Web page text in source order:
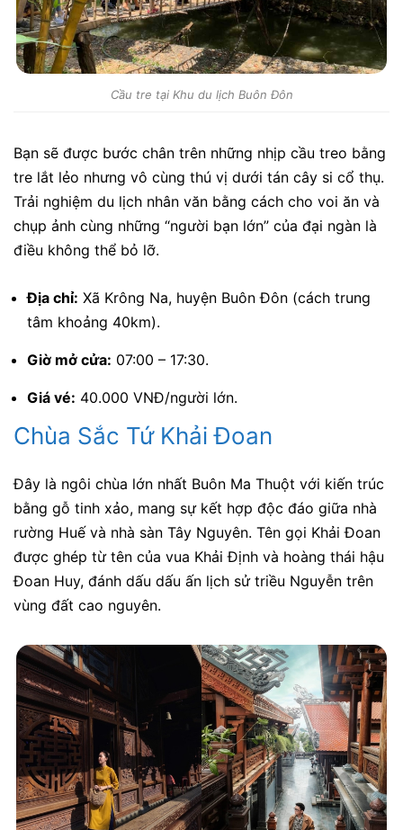
Cầu tre tại Khu du lịch Buôn Đôn
Bạn sẽ được bước chân trên những nhịp cầu treo bằng
tre lắt lẻo nhưng vô cùng thú vị dưới tán cây si cổ thụ.
Trải nghiệm du lịch nhân văn bằng cách cho voi ăn và
chụp ảnh cùng những “người bạn lớn” của đại ngàn là
điều không thể bỏ lỡ.
Địa chỉ: Xã Krông Na, huyện Buôn Đôn (cách trung
tâm khoảng 40km).
Giờ mở cửa: 07:00 – 17:30.
Giá vé: 40.000 VNĐ/người lớn.
Chùa Sắc Tứ Khải Đoan
Đây là ngôi chùa lớn nhất Buôn Ma Thuột với kiến trúc
bằng gỗ tinh xảo, mang sự kết hợp độc đáo giữa nhà
rường Huế và nhà sàn Tây Nguyên. Tên gọi Khải Đoan
được ghép từ tên của vua Khải Định và hoàng thái hậu
Đoan Huy, đánh dấu dấu ấn lịch sử triều Nguyễn trên
vùng đất cao nguyên.